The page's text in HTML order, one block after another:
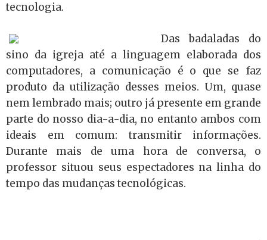
tecnologia.
Das badaladas do
sino da igreja até a linguagem elaborada dos
computadores, a comunicação é o que se faz
produto da utilização desses meios. Um, quase
nem lembrado mais; outro já presente em grande
parte do nosso dia-a-dia, no entanto ambos com
ideais em comum: transmitir informações.
Durante mais de uma hora de conversa, o
professor situou seus espectadores na linha do
tempo das mudanças tecnológicas.